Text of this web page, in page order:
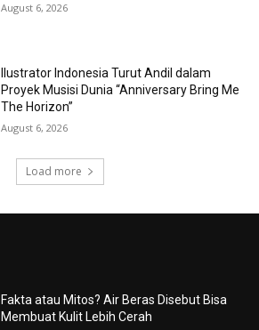
August 6, 2026
Ilustrator Indonesia Turut Andil dalam
Proyek Musisi Dunia “Anniversary Bring Me
The Horizon”
August 6, 2026
Load more
Fakta atau Mitos? Air Beras Disebut Bisa
Membuat Kulit Lebih Cerah